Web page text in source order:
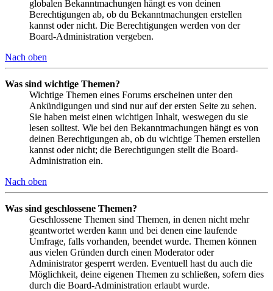
globalen Bekanntmachungen hängt es von deinen
Berechtigungen ab, ob du Bekanntmachungen erstellen
kannst oder nicht. Die Berechtigungen werden von der
Board-Administration vergeben.
Nach oben
Was sind wichtige Themen?
Wichtige Themen eines Forums erscheinen unter den
Ankündigungen und sind nur auf der ersten Seite zu sehen.
Sie haben meist einen wichtigen Inhalt, weswegen du sie
lesen solltest. Wie bei den Bekanntmachungen hängt es von
deinen Berechtigungen ab, ob du wichtige Themen erstellen
kannst oder nicht; die Berechtigungen stellt die Board-
Administration ein.
Nach oben
Was sind geschlossene Themen?
Geschlossene Themen sind Themen, in denen nicht mehr
geantwortet werden kann und bei denen eine laufende
Umfrage, falls vorhanden, beendet wurde. Themen können
aus vielen Gründen durch einen Moderator oder
Administrator gesperrt werden. Eventuell hast du auch die
Möglichkeit, deine eigenen Themen zu schließen, sofern dies
durch die Board-Administration erlaubt wurde.